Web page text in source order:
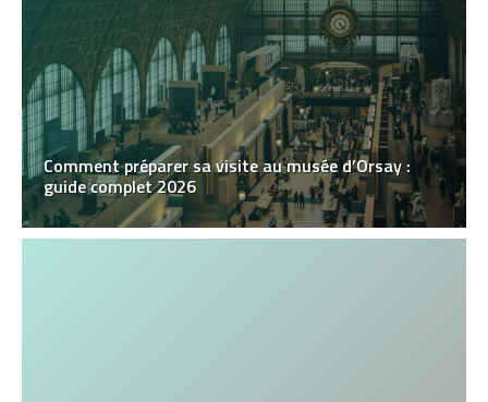
Comment préparer sa visite au musée d’Orsay :
guide complet 2026